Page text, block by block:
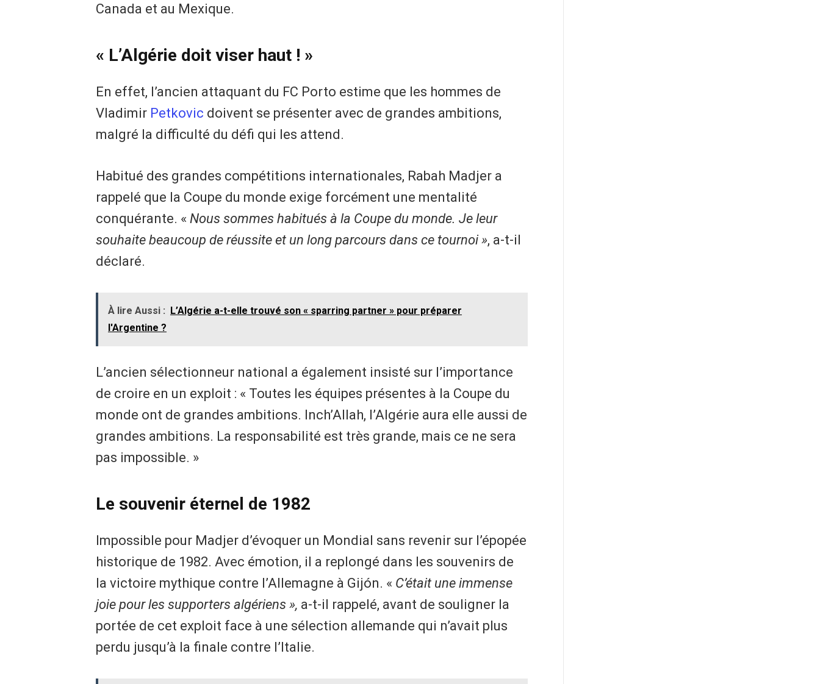
Canada et au Mexique.
« L’Algérie doit viser haut ! »
En effet, l’ancien attaquant du FC Porto estime que les hommes de
Vladimir Petkovic doivent se présenter avec de grandes ambitions,
malgré la difficulté du défi qui les attend.
Habitué des grandes compétitions internationales, Rabah Madjer a
rappelé que la Coupe du monde exige forcément une mentalité
conquérante. « Nous sommes habitués à la Coupe du monde. Je leur
souhaite beaucoup de réussite et un long parcours dans ce tournoi », a-t-il
déclaré.
À lire Aussi :
L’Algérie a-t-elle trouvé son « sparring partner » pour préparer
l'Argentine ?
L’ancien sélectionneur national a également insisté sur l’importance
de croire en un exploit : « Toutes les équipes présentes à la Coupe du
monde ont de grandes ambitions. Inch’Allah, l’Algérie aura elle aussi de
grandes ambitions. La responsabilité est très grande, mais ce ne sera
pas impossible. »
Le souvenir éternel de 1982
Impossible pour Madjer d’évoquer un Mondial sans revenir sur l’épopée
historique de 1982. Avec émotion, il a replongé dans les souvenirs de
la victoire mythique contre l’Allemagne à Gijón. « C’était une immense
joie pour les supporters algériens », a-t-il rappelé, avant de souligner la
portée de cet exploit face à une sélection allemande qui n’avait plus
perdu jusqu’à la finale contre l’Italie.